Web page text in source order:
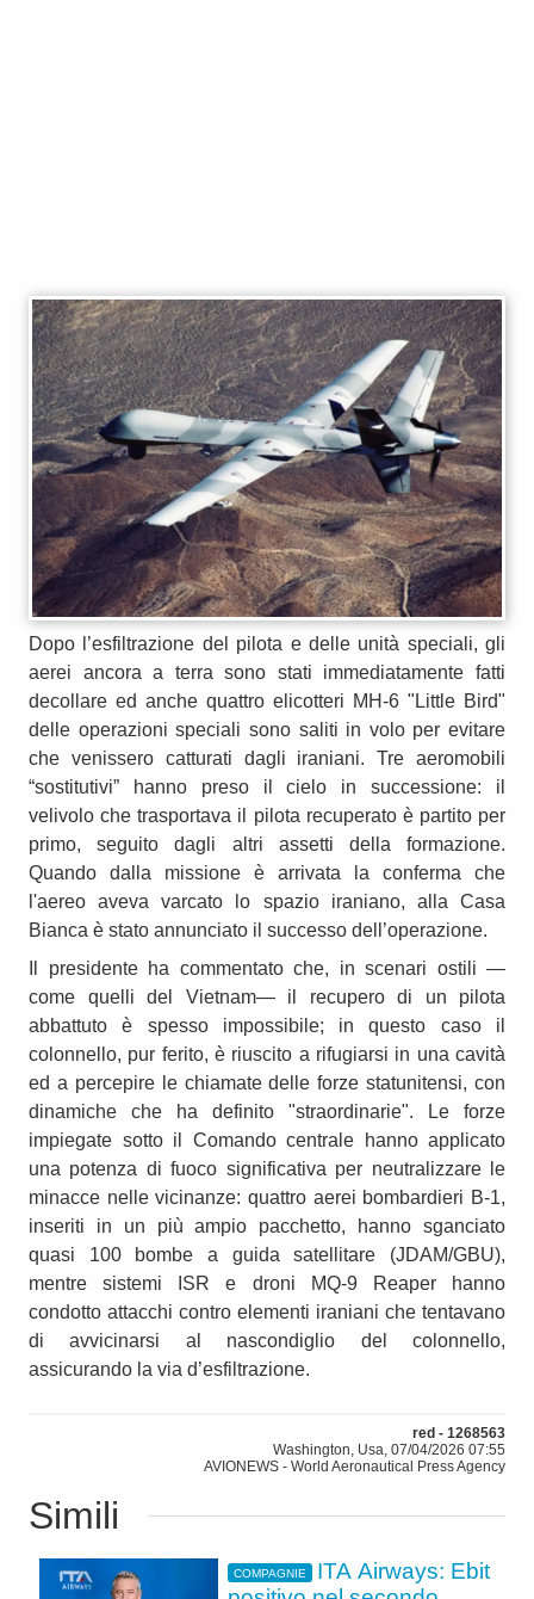
Dopo l’esfiltrazione del pilota e delle unità speciali, gli
aerei ancora a terra sono stati immediatamente fatti
decollare ed anche quattro elicotteri MH‑6 "Little Bird"
delle operazioni speciali sono saliti in volo per evitare
che venissero catturati dagli iraniani. Tre aeromobili
“sostitutivi” hanno preso il cielo in successione: il
velivolo che trasportava il pilota recuperato è partito per
primo, seguito dagli altri assetti della formazione.
Quando dalla missione è arrivata la conferma che
l'aereo aveva varcato lo spazio iraniano, alla Casa
Bianca è stato annunciato il successo dell’operazione.
Il presidente ha commentato che, in scenari ostili —
come quelli del Vietnam— il recupero di un pilota
abbattuto è spesso impossibile; in questo caso il
colonnello, pur ferito, è riuscito a rifugiarsi in una cavità
ed a percepire le chiamate delle forze statunitensi, con
dinamiche che ha definito "straordinarie". Le forze
impiegate sotto il Comando centrale hanno applicato
una potenza di fuoco significativa per neutralizzare le
minacce nelle vicinanze: quattro aerei bombardieri B‑1,
inseriti in un più ampio pacchetto, hanno sganciato
quasi 100 bombe a guida satellitare (JDAM/GBU),
mentre sistemi ISR e droni MQ‑9 Reaper hanno
condotto attacchi contro elementi iraniani che tentavano
di avvicinarsi al nascondiglio del colonnello,
assicurando la via d’esfiltrazione.
red - 1268563
Washington, Usa, 07/04/2026 07:55
AVIONEWS - World Aeronautical Press Agency
Simili
COMPAGNIE
ITA Airways: Ebit